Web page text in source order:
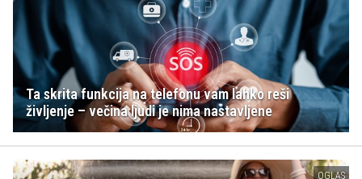
Ta skrita funkcija na telefonu vam lahko reši
življenje – večina ljudi je nima nastavljene
OGLAS